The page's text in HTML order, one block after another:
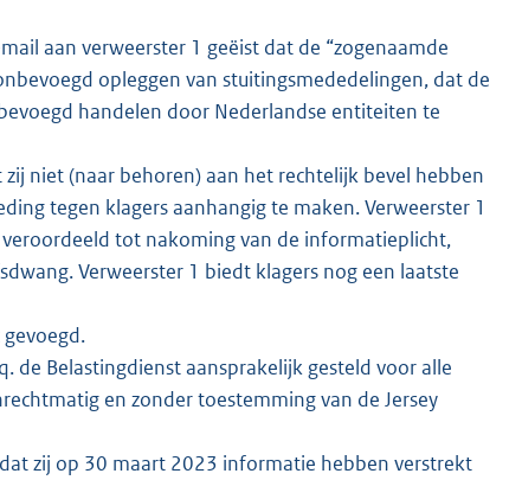
aan verweerster 1 geëist dat de “zogenaamde
opleggen van stuitingsmededelingen, dat de
handelen door Nederlandse entiteiten te
niet (naar behoren) aan het rechtelijk bevel hebben
tegen klagers aanhangig te maken. Verweerster 1
tot nakoming van de informatieplicht,
Verweerster 1 biedt klagers nog een laatste
de Belastingdienst aansprakelijk gesteld voor alle
en zonder toestemming van de Jersey
zij op 30 maart 2023 informatie hebben verstrekt